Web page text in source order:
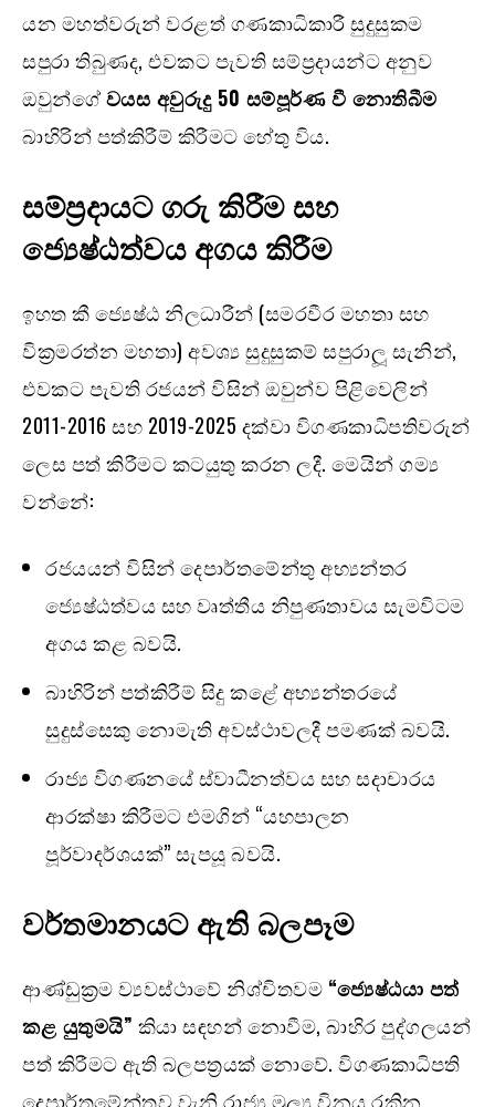
යන මහත්වරුන් වරළත් ගණකාධිකාරී සුදුසුකම
සපුරා තිබුණද, එවකට පැවති සම්ප්‍රදායන්ට අනුව
ඔවුන්ගේවයස අවුරුදු 50 සම්පූර්ණ වී නොතිබීම
බාහිරින් පත්කිරීම් කිරීමට හේතු විය.
සම්ප්‍රදායට ගරු කිරීම සහ
ජ්‍යෙෂ්ඨත්වය අගය කිරීම
ඉහත කී ජ්‍යෙෂ්ඨ නිලධාරීන් (සමරවීර මහතා සහ
වික්‍රමරත්න මහතා) අවශ්‍ය සුදුසුකම් සපුරාලූ සැනින්,
එවකට පැවති රජයන් විසින් ඔවුන්ව පිළිවෙලින්
2011-2016 සහ 2019-2025 දක්වා විගණකාධිපතිවරුන්
ලෙස පත් කිරීමට කටයුතු කරන ලදී. මෙයින් ගම්‍ය
වන්නේ:
රජයයන් විසින් දෙපාර්තමේන්තු අභ්‍යන්තර
ජ්‍යෙෂ්ඨත්වය සහ වෘත්තීය නිපුණතාවය සැමවිටම
අගය කළ බවයි.
බාහිරින් පත්කිරීම් සිදු කළේ අභ්‍යන්තරයේ
සුදුස්සෙකු නොමැති අවස්ථාවලදී පමණක් බවයි.
රාජ්‍ය විගණනයේ ස්වාධීනත්වය සහ සදාචාරය
ආරක්ෂා කිරීමට එමගින් “යහපාලන
පූර්වාදර්ශයක්” සැපයූ බවයි.
වර්තමානයට ඇති බලපෑම
ආණ්ඩුක්‍රම ව්‍යවස්ථාවේ නිශ්චිතවම “ජ්‍යෙෂ්ඨයා පත්
කළ යුතුමයි” කියා සඳහන් නොවීම, බාහිර පුද්ගලයන්
පත් කිරීමට ඇති බලපත්‍රයක් නොවේ. විගණකාධිපති
දෙපාර්තමේන්තුව වැනි රාජ්‍ය මූල්‍ය විනය රකින